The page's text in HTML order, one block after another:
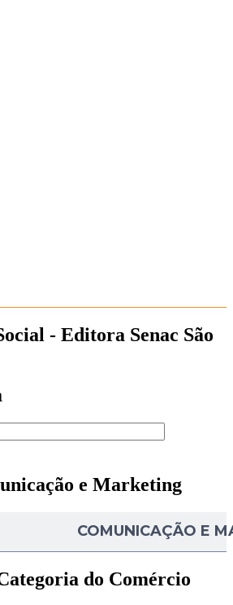
- Editora Senac São
e Marketing
COMUNICAÇÃO E
do Comércio